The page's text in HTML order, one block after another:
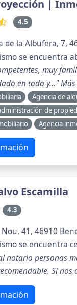
|
4.5
de la Albufera, 7,
se encuentra
muy
en todo y..."
Agencia de
de
Agencia
Escamilla
4.3
Nou, 41, 46910
se encuentra
notario personas
Si nos